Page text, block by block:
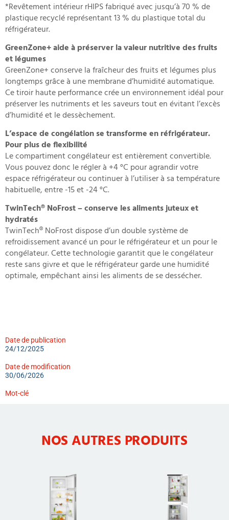
*Revêtement intérieur rHIPS fabriqué avec jusqu’à 70 % de
plastique recyclé représentant 13 % du plastique total du
réfrigérateur.
GreenZone+ aide à préserver la valeur nutritive des fruits
et légumes
GreenZone+ conserve la fraîcheur des fruits et légumes plus
longtemps grâce à une membrane d’humidité automatique.
Ce tiroir haute performance crée un environnement idéal pour
préserver les nutriments et les saveurs tout en évitant l’excès
d’humidité et le dessèchement.
L’espace de congélation se transforme en réfrigérateur.
Pour plus de flexibilité
Le compartiment congélateur est entièrement convertible.
Vous pouvez donc le régler à +4 °C pour agrandir votre
espace réfrigérateur ou continuer à l’utiliser à sa température
habituelle, entre -15 et -24 °C.
TwinTech® NoFrost – conserve les aliments juteux et
hydratés
TwinTech® NoFrost dispose d’un double système de
refroidissement avancé un pour le réfrigérateur et un pour le
congélateur. Cette technologie garantit que le congélateur
reste sans givre et que le réfrigérateur garde une humidité
optimale, empêchant ainsi les aliments de se dessécher.
Date de publication
24/12/2025
Date de modification
30/06/2026
Mot-clé
NOS AUTRES PRODUITS